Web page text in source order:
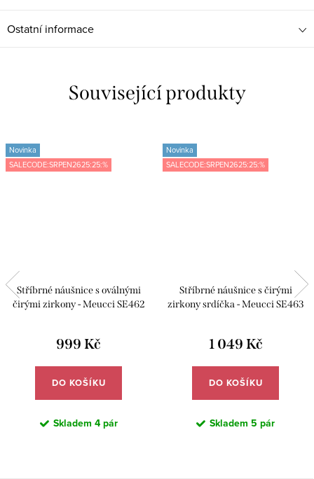
Ostatní informace
Související produkty
Novinka
SALECODE:SRPEN2625:25:%
Stříbrné náušnice s oválnými
čirými zirkony - Meucci SE462
999 Kč
DO KOŠÍKU
Skladem 4 pár
Novinka
SALECODE:SRPEN2625:25:%
Stříbrné náušnice s čirými
zirkony srdíčka - Meucci SE463
1 049 Kč
DO KOŠÍKU
Skladem 5 pár